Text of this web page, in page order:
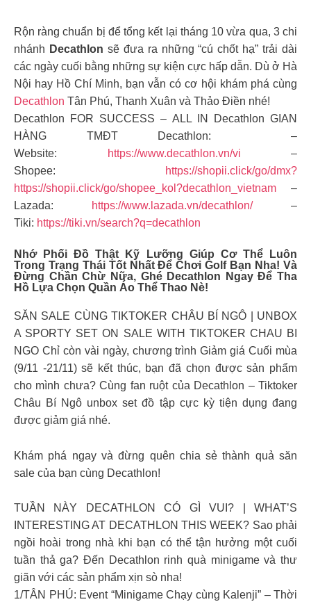
Rộn ràng chuẩn bị để tổng kết lại tháng 10 vừa qua, 3 chi
nhánh Decathlon sẽ đưa ra những “cú chốt hạ” trải dài
các ngày cuối bằng những sự kiện cực hấp dẫn. Dù ở Hà
Nội hay Hồ Chí Minh, bạn vẫn có cơ hội khám phá cùng
Decathlon Tân Phú, Thanh Xuân và Thảo Điền nhé!
Decathlon FOR SUCCESS – ALL IN Decathlon GIAN
HÀNG TMĐT Decathlon: –
Website:
https://www.decathlon.vn/vi –
Shopee:
https://shopii.click/go/dmx?
https://shopii.click/go/shopee_kol?decathlon_vietnam –
Lazada:
https://www.lazada.vn/decathlon/–
Tiki: https://tiki.vn/search?q=decathlon
Nhớ Phối Đồ Thật Kỹ Lưỡng Giúp Cơ Thể Luôn
Trong Trạng Thái Tốt Nhất Để Chơi Golf Bạn Nha! Và
Đừng Chần Chừ Nữa, Ghé Decathlon Ngay Để Tha
Hồ Lựa Chọn Quần Áo Thể Thao Nè!
SĂN SALE CÙNG TIKTOKER CHÂU BÍ NGÔ | UNBOX
A SPORTY SET ON SALE WITH TIKTOKER CHAU BI
NGO ​Chỉ còn vài ngày, chương trình Giảm giá Cuối mùa
(9/11 -21/11) sẽ kết thúc​, bạn đã chọn được sản phẩm
cho mình chưa? Cùng fan ruột của Decathlon – Tiktoker
Châu Bí Ngô unbox set đồ tập cực kỳ tiện dụng đang
được giảm giá nhé.
Khám phá ngay và đừng quên chia sẻ thành quả săn
sale của bạn cùng Decathlon!
TUẦN NÀY DECATHLON CÓ GÌ VUI? | WHAT’S
INTERESTING AT DECATHLON THIS WEEK? Sao phải
ngồi hoài trong nhà khi bạn có thể tận hưởng một cuối
tuần thả ga? Đến Decathlon rinh quà minigame và thư
giãn với các sản phẩm xịn sò nha!
1/TÂN PHÚ: Event “Minigame Chạy cùng Kalenji” – Thời